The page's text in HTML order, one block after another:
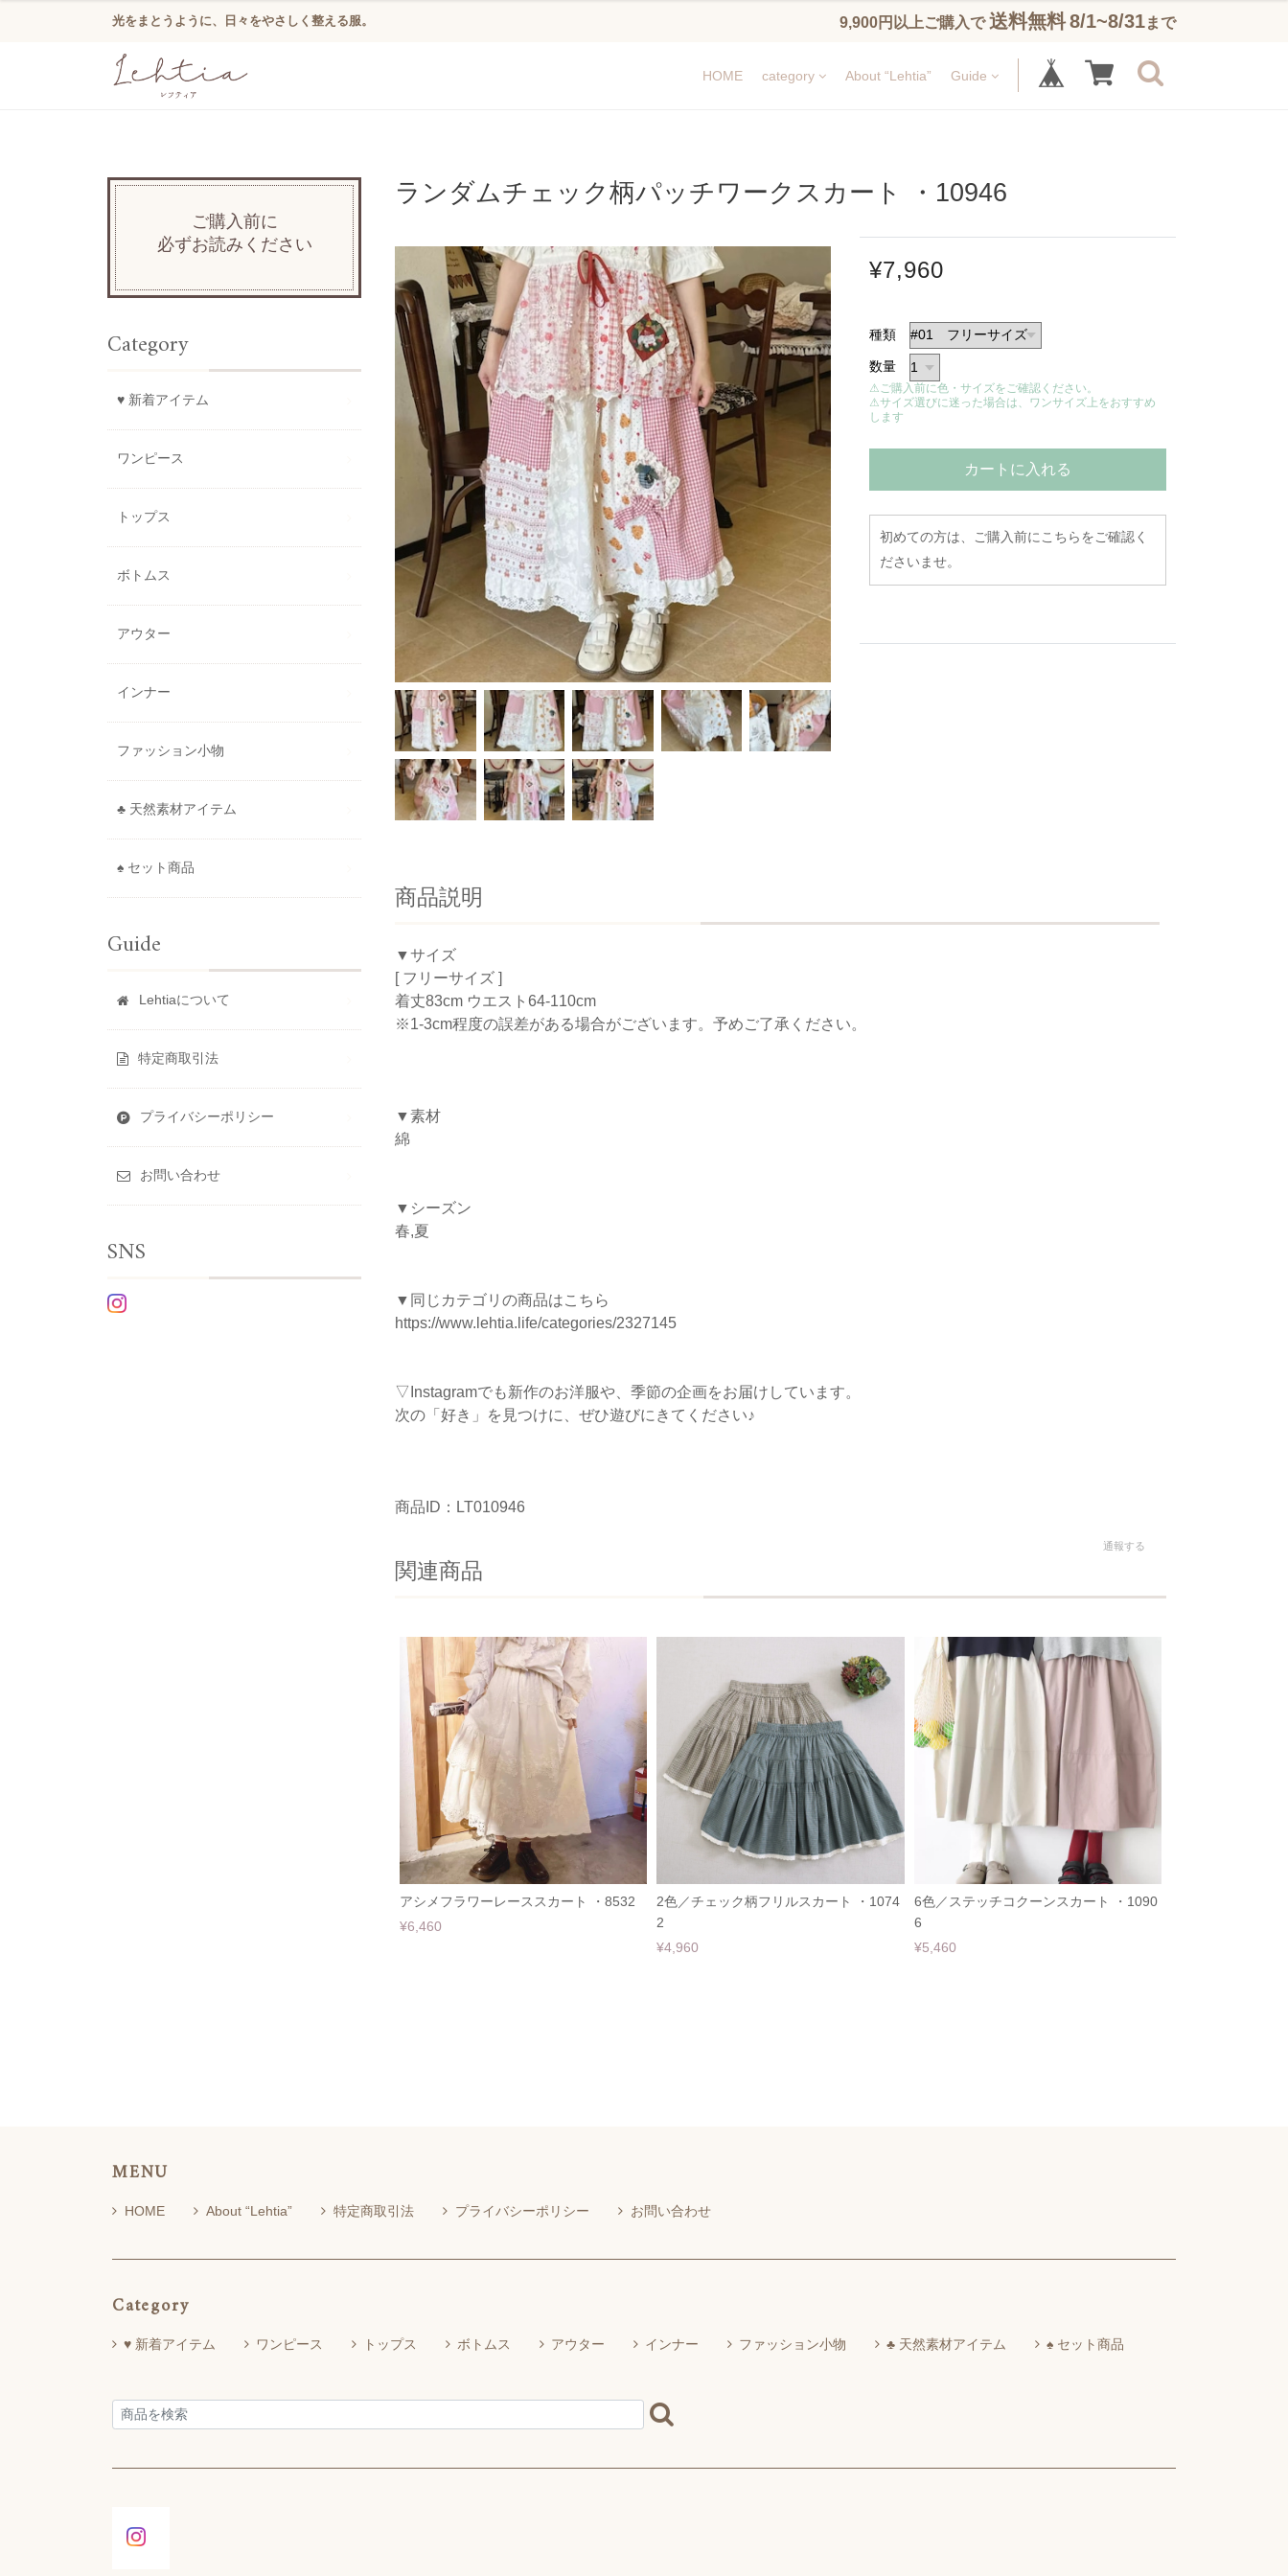
光をまとうように、日々をやさしく整える服。 9,900円以上ご購入で 送料無料8/1~8/31まで
HOME category About “Lehtia” Guide
ランダムチェック柄パッチワークスカート ・10946
¥7,960
種類
数量
⚠ご購入前に色・サイズをご確認ください。
⚠サイズ選びに迷った場合は、ワンサイズ上をおすすめ
します
カートに入れる
初めての方は、ご購入前にこちらをご確認く
ださいませ。
商品説明
▼サイズ
[ フリーサイズ ]
着丈83cm ウエスト64-110cm
※1-3cm程度の誤差がある場合がございます。予めご了承ください。
▼素材
綿
▼シーズン
春,夏
▼同じカテゴリの商品はこちら
https://www.lehtia.life/categories/2327145
▽Instagramでも新作のお洋服や、季節の企画をお届けしています。
次の「好き」を見つけに、ぜひ遊びにきてください♪
商品ID：LT010946
通報する
関連商品
アシメフラワーレーススカート ・8532
¥6,460
2色／チェック柄フリルスカート ・1074
2
¥4,960
6色／ステッチコクーンスカート ・1090
6
¥5,460
ご購入前に
必ずお読みください
Category
♥ 新着アイテム
ワンピース
トップス
ボトムス
アウター
インナー
ファッション小物
♣ 天然素材アイテム
♠ セット商品
Guide
Lehtiaについて
特定商取引法
プライバシーポリシー
お問い合わせ
SNS
MENU
HOME About “Lehtia” 特定商取引法 プライバシーポリシー お問い合わせ
Category
♥ 新着アイテム ワンピース トップス ボトムス アウター インナー ファッション小物 ♣ 天然素材アイテム ♠ セット商品